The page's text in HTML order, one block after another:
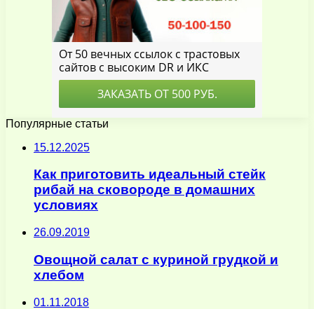
Популярные статьи
15.12.2025
Как приготовить идеальный стейк
рибай на сковороде в домашних
условиях
26.09.2019
Овощной салат с куриной грудкой и
хлебом
01.11.2018